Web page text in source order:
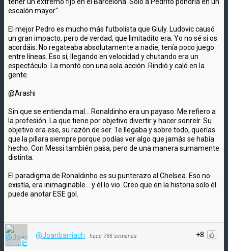
escalón mayor"
El mejor Pedro es mucho más futbolista que Giuly. Ludovic causó
un gran impacto, pero de verdad, que limitadito era. Yo no sé si os
acordáis. No regateaba absolutamente a nadie, tenía poco juego
entre líneas. Eso sí, llegando en velocidad y chutando era un
espectáculo. La montó con una sola acción. Rindió y caló en la
gente.
@Arashi
Sin que se entienda mal... Ronaldinho era un payaso. Me refiero a
la profesión. La que tiene por objetivo divertir y hacer sonreír. Su
objetivo era ese, su razón de ser. Te llegaba y sobre todo, querías
que la pillara siempre porque podías ver algo que jamás se había
hecho. Con Messi también pasa, pero de una manera sumamente
distinta.
El paradigma de Ronaldinho es su punterazo al Chelsea. Eso no
existía, era inimaginable... y él lo vio. Creo que en la historia solo él
puede anotar ESE gol.
+8
@Joanbarriach · hace 733 semanas